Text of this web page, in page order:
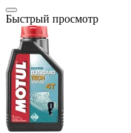
Быстрый просмотр